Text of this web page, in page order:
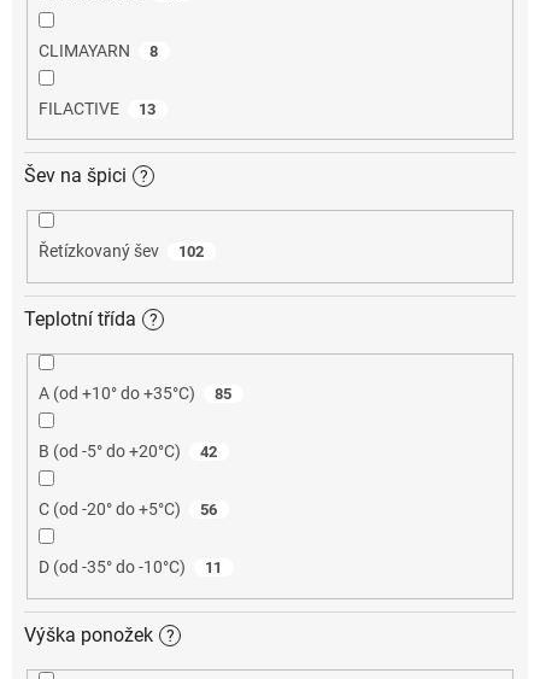
CLIMAYARN 8
FILACTIVE 13
Šev na špici ?
Řetízkovaný šev 102
Teplotní třída ?
A (od +10° do +35°C) 85
B (od -5° do +20°C) 42
C (od -20° do +5°C) 56
D (od -35° do -10°C) 11
Výška ponožek ?